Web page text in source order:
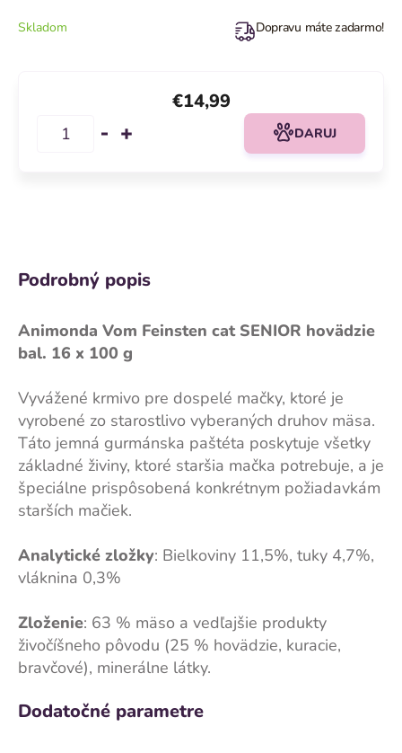
Skladom Dopravu máte zadarmo!
€14,99
DARUJ
Podrobný popis
Animonda Vom Feinsten cat SENIOR hovädzie
bal. 16 x 100 g
Vyvážené krmivo pre dospelé mačky, ktoré je
vyrobené zo starostlivo vyberaných druhov mäsa.
Táto jemná gurmánska paštéta poskytuje všetky
základné živiny, ktoré staršia mačka potrebuje, a je
špeciálne prispôsobená konkrétnym požiadavkám
starších mačiek.
Analytické zložky: Bielkoviny 11,5%, tuky 4,7%,
vláknina 0,3%
Zloženie: 63 % mäso a vedľajšie produkty
živočíšneho pôvodu (25 % hovädzie, kuracie,
bravčové), minerálne látky.
Dodatočné parametre